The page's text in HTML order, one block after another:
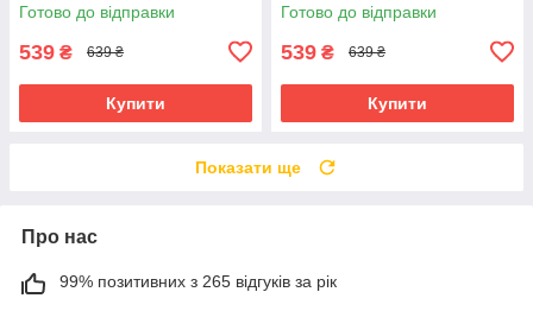
Готово до відправки
539 ₴ 639 ₴
Купити
Готово до відправки
539 ₴ 639 ₴
Купити
Показати ще
Про нас
99% позитивних з 265 відгуків за рік